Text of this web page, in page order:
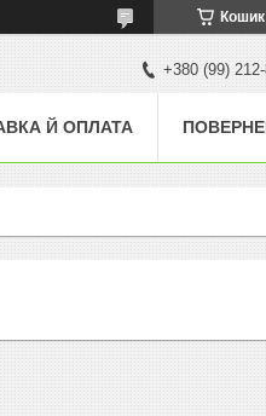
Кошик
+380 (99)
Й ОПЛАТА